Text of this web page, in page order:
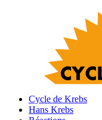
Cycle de Krebs
Hans Krebs